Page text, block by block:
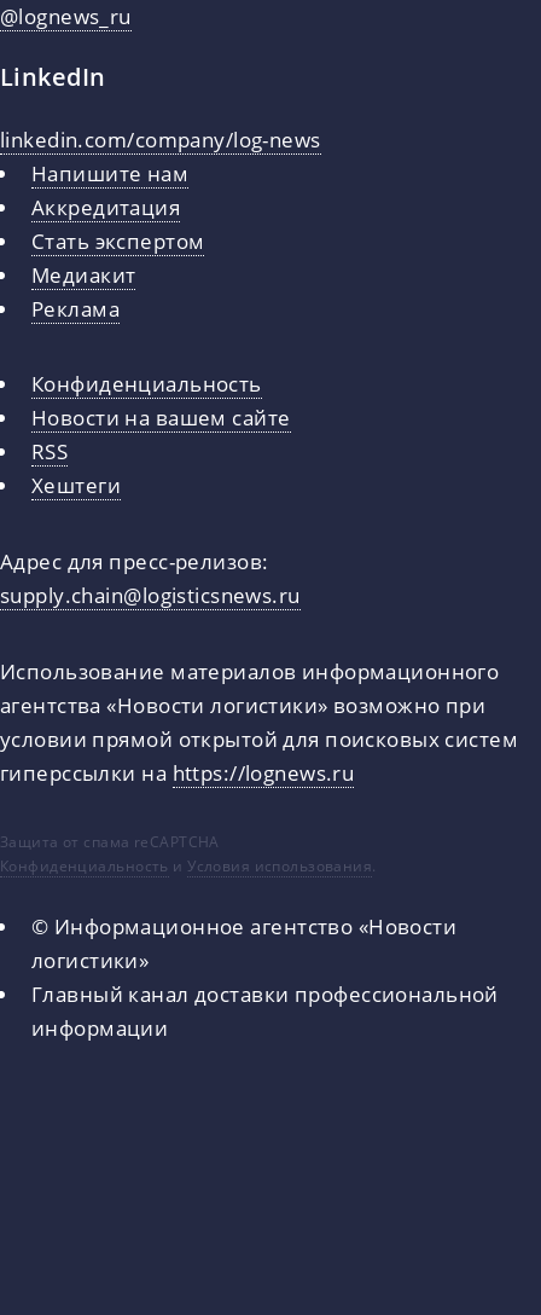
@lognews_ru
LinkedIn
linkedin.com/company/log-news
Напишите нам
Аккредитация
Стать экспертом
Медиакит
Реклама
Конфиденциальность
Новости на вашем сайте
RSS
Хештеги
Адрес для пресс-релизов:
supply.chain@logisticsnews.ru
Использование материалов информационного
агентства «Новости логистики» возможно при
условии прямой открытой для поисковых систем
гиперссылки на https://lognews.ru
Защита от спама reCAPTCHA
Конфиденциальность иУсловия использования.
© Информационное агентство «Новости
логистики»
Главный канал доставки профессиональной
информации